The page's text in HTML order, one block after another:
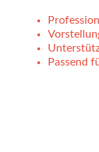
Passend